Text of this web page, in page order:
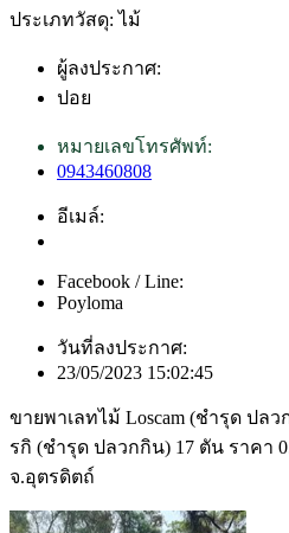
ประเภทวัสดุ: ไม้
ผู้ลงประกาศ:
ปอย
หมายเลขโทรศัพท์:
0943460808
อีเมล์:
Facebook / Line:
Poyloma
วันที่ลงประกาศ:
23/05/2023 15:02:45
ขายพาเลทไม้ Loscam (ชำรุด ปล
รกิ (ชำรุด ปลวกกิน) 17 ตัน ราคา
จ.อุตรดิตถ์